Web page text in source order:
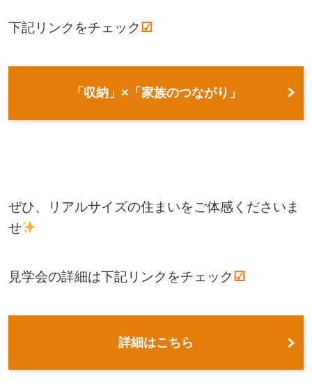
下記リンクをチェック☑
「収納」×「家族のつながり」
ぜひ、リアルサイズの住まいをご体感くださいま
せ
見学会の詳細は下記リンクをチェック ☑
詳細はこちら